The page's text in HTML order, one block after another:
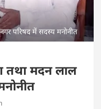
परिषद में सदस्य मनोनीत
तथा मदन लाल